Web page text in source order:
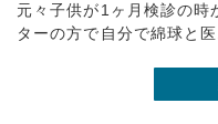
元々子供が1ヶ月検診の時
ターの方で自分で綿球と医